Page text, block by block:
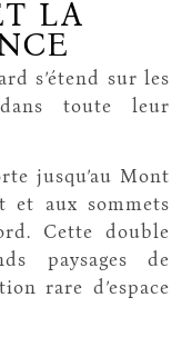
LA
s’étend sur les
toute leur
jusqu’au Mont
et aux sommets
Cette double
paysages de
rare d’espace